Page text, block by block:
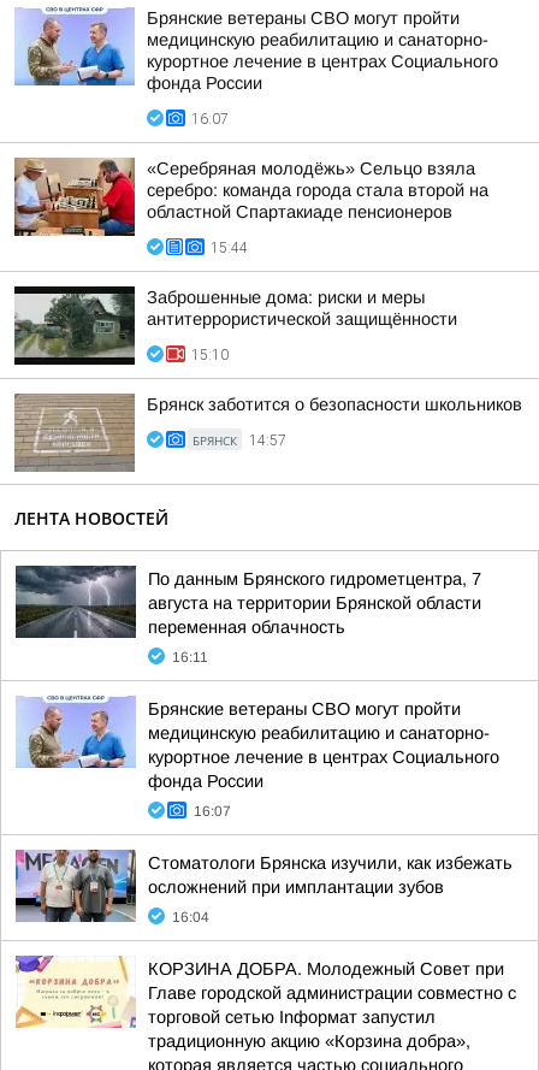
Брянские ветераны СВО могут пройти
медицинскую реабилитацию и санаторно-
курортное лечение в центрах Социального
фонда России
16:07
«Серебряная молодёжь» Сельцо взяла
серебро: команда города стала второй на
областной Спартакиаде пенсионеров
15:44
Заброшенные дома: риски и меры
антитеррористической защищённости
15:10
Брянск заботится о безопасности школьников
БРЯНСК 14:57
ЛЕНТА НОВОСТЕЙ
По данным Брянского гидрометцентра, 7
августа на территории Брянской области
переменная облачность
16:11
Брянские ветераны СВО могут пройти
медицинскую реабилитацию и санаторно-
курортное лечение в центрах Социального
фонда России
16:07
Стоматологи Брянска изучили, как избежать
осложнений при имплантации зубов
16:04
КОРЗИНА ДОБРА. Молодежный Совет при
Главе городской администрации совместно с
торговой сетью Inформат запустил
традиционную акцию «Корзина добра»,
которая является частью социального